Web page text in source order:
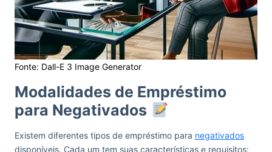
Fonte: Dall-E 3 Image Generator
Modalidades de Empréstimo
para Negativados
Existem diferentes tipos de empréstimo para negativados
disponíveis. Cada um tem suas características e requisitos: